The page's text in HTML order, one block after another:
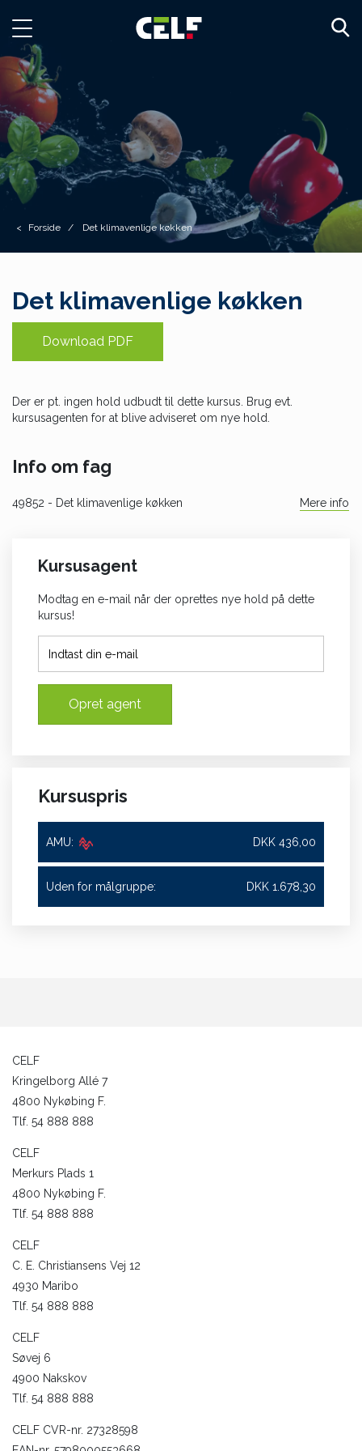
Toggle
navigation
Forside Det klimavenlige køkken
Det klimavenlige køkken
Download PDF
Der er pt. ingen hold udbudt til dette kursus. Brug evt.
kursusagenten for at blive adviseret om nye hold.
Info om fag
49852 - Det klimavenlige køkken Mere info
Kursusagent
Modtag en e-mail når der oprettes nye hold på dette
kursus!
Opret agent
Kursuspris
AMU: DKK 436,00
Uden for målgruppe: DKK 1.678,30
CELF
Kringelborg Allé 7
4800 Nykøbing F.
Tlf. 54 888 888
CELF
Merkurs Plads 1
4800 Nykøbing F.
Tlf. 54 888 888
CELF
C. E. Christiansens Vej 12
4930 Maribo
Tlf. 54 888 888
CELF
Søvej 6
4900 Nakskov
Tlf. 54 888 888
CELF CVR-nr. 27328598